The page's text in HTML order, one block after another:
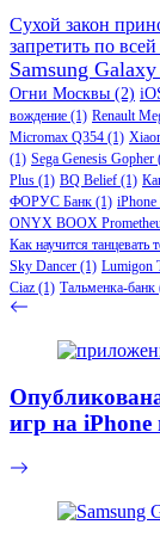
Сухой закон
запретить по
Samsung
Огни Москвы (2)
вождение (1) Renault
Micromax Q354 (1)
(1) Sega Genesis Gopher
Plus (1) BQ Belief (1)
ФОРУС Банк (1) iPhone
ONYX BOOX
Как научится танцевать
Sky Dancer (1) Lumigon
Ciaz (1) Тальменка-банк
игр на iPhone